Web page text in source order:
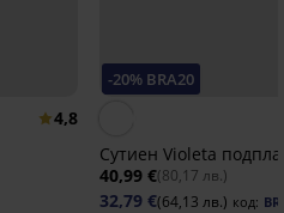
4,8
-20% BRA20
Сутиен Violeta
40,99 €(80,17 лв.)
32,79 €(64,13 лв.) код: